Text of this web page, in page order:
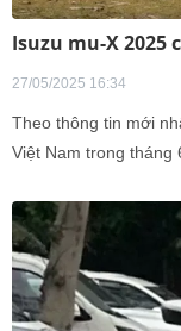
Isuzu mu-X
27/05/2025 16:34
Theo thông tin mới
Việt Nam trong